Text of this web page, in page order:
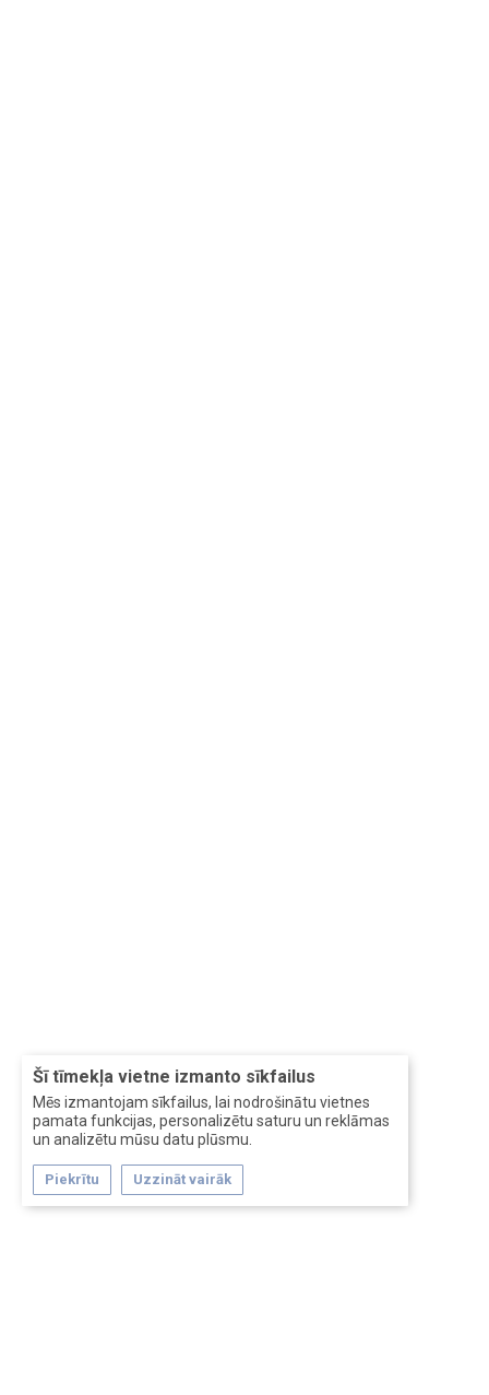
Šī tīmekļa vietne izmanto sīkfailus
Mēs izmantojam sīkfailus, lai nodrošinātu vietnes
pamata funkcijas, personalizētu saturu un reklāmas
un analizētu mūsu datu plūsmu.
Piekrītu Uzzināt vairāk